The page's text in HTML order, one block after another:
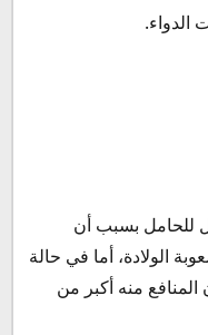
الدواء.
للحامل بسبب أن
الولادة، أما في حالة
منه أكبر من